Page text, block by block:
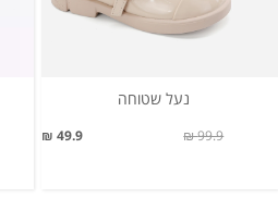
נעל שטוחה
49.9 ₪ 99.9 ₪